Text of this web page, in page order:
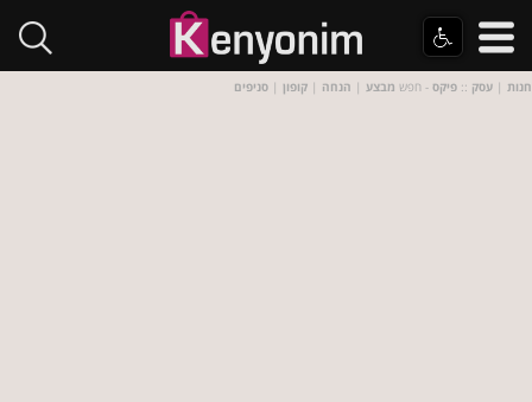
חנות | עסק :: פיקס - חפש מבצע | הנחה | קופון | סניפים